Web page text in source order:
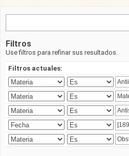
Filtros
Use filtros para refinar sus resultados.
Filtros actuales: